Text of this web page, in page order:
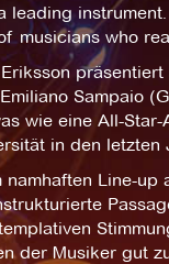
leading
musicians who
Sampaio
wie eine All-
in den letzten
Line-
der Musiker gut